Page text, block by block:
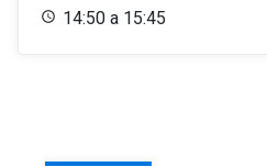
14:50 a 15:45